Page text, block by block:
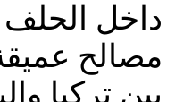
داخل
مصالح
بين تركيا